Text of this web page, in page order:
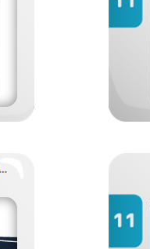
AZONOS ÉRTÉKŰ LOGARITMUSOK